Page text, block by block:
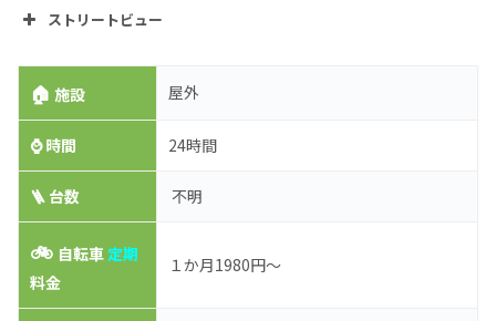
ストリートビュー
🏠施設 屋外
⌚時間 24時間
🪜 台数 不明
🚲 自転車定期
料金
１か月1980円～